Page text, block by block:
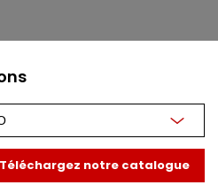
Téléchargez notre catalogue